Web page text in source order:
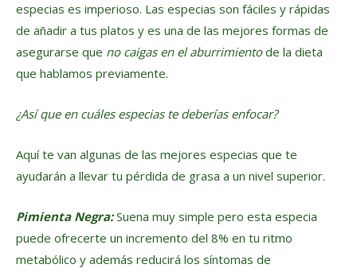
especias es imperioso. Las especias son fáciles y rápidas
de añadir a tus platos y es una de las mejores formas de
asegurarse que no caigas en el aburrimientode la dieta
que hablamos previamente.
¿Así que en cuáles especias te deberías enfocar?
Aquí te van algunas de las mejores especias que te
ayudarán a llevar tu pérdida de grasa a un nivel superior.
Pimienta Negra:Suena muy simple pero esta especia
puede ofrecerte un incremento del 8% en tu ritmo
metabólico y además reducirá los síntomas de